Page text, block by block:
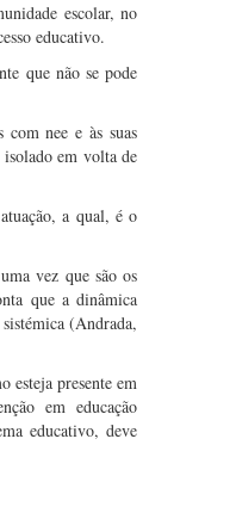
escolar, no
educativo.
que não se pode
nee e às suas
em volta de
a qual, é o
vez que são os
que a dinâmica
(Andrada,
esteja presente em
em educação
educativo, deve